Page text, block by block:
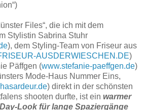
Files“, die ich mit dem
Stylistin Sabrina Stuhr
), dem Styling-Team von Friseur aus
AUSDERWIESCHEN.DE)
Päffgen (www.stefanie-paeffgen.de)
Mode-Haus Nummer Eins,
) direkt in der schönsten
shooten durfte, ist ein warmer
Look für lange Spaziergänge